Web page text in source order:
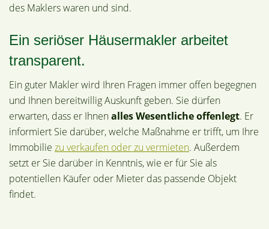
des Maklers waren und sind.
Ein seriöser Häusermakler arbeitet
transparent.
Ein guter Makler wird Ihren Fragen immer offen begegnen
und Ihnen bereitwillig Auskunft geben. Sie dürfen
erwarten, dass er Ihnenalles Wesentliche offenlegt. Er
informiert Sie darüber, welche Maßnahme er trifft, um Ihre
Immobilie zu verkaufen oder zu vermieten. Außerdem
setzt er Sie darüber in Kenntnis, wie er für Sie als
potentiellen Käufer oder Mieter das passende Objekt
findet.